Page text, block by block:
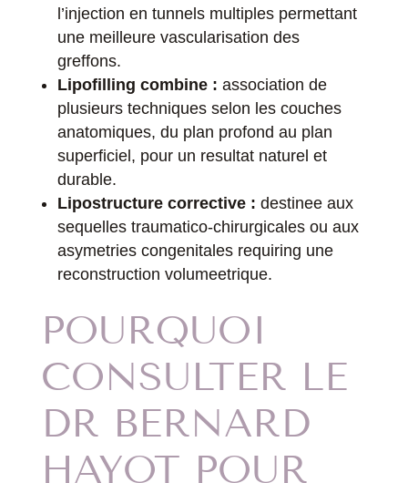
l’injection en tunnels multiples permettant
une meilleure vascularisation des
greffons.
Lipofilling combine : association de
plusieurs techniques selon les couches
anatomiques, du plan profond au plan
superficiel, pour un resultat naturel et
durable.
Lipostructure corrective : destinee aux
sequelles traumatico-chirurgicales ou aux
asymetries congenitales requiring une
reconstruction volumeetrique.
POURQUOI
CONSULTER LE
DR BERNARD
HAYOT POUR